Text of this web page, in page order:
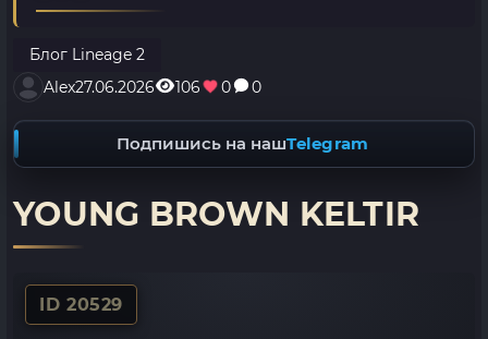
Блог Lineage 2
Alex27.06.2026 106 0 0
Подпишись на нашTelegram
YOUNG BROWN KELTIR
ID 20529